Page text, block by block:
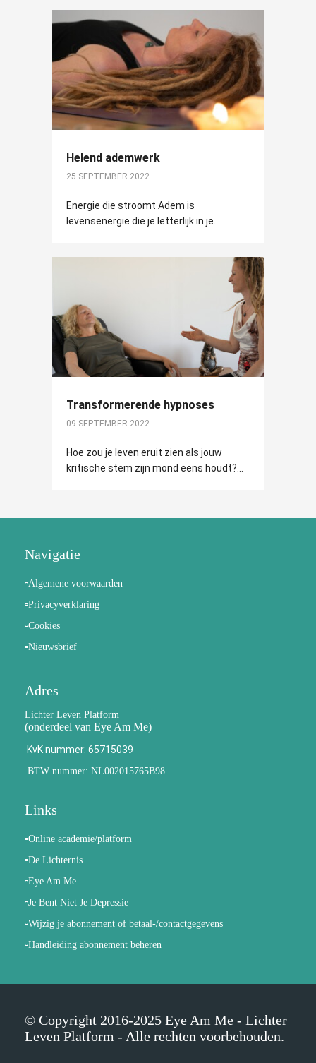
Helend ademwerk
25 SEPTEMBER 2022
Energie die stroomt Adem is
levensenergie die je letterlijk in je...
Transformerende hypnoses
09 SEPTEMBER 2022
Hoe zou je leven eruit zien als jouw
kritische stem zijn mond eens houdt?...
Navigatie
▫️Algemene voorwaarden
▫️Privacyverklaring
▫️Cookies
▫️Nieuwsbrief
Adres
Lichter Leven Platform
(onderdeel van Eye Am Me)
KvK nummer: 65715039
BTW nummer: NL002015765B98
Links
▫️Online academie/platform
▫️De Lichternis
▫️Eye Am Me
▫️Je Bent Niet Je Depressie
▫️Wijzig je abonnement of betaal-/contactgegevens
▫️Handleiding abonnement beheren
© Copyright 2016-2025 Eye Am Me - Lichter
Leven Platform - Alle rechten voorbehouden.